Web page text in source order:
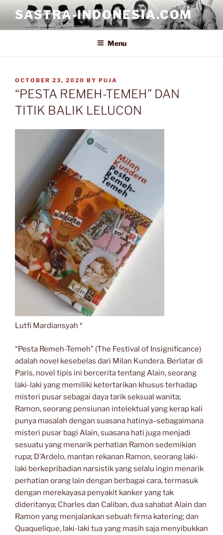
content
SASTRA-INDONESIA.COM
Menu
POSTED
ON
OCTOBER 23, 2020 BY PUJA
“PESTA REMEH-TEMEH” DAN
TITIK BALIK LELUCON
Lutfi Mardiansyah *
“Pesta Remeh-Temeh” (The Festival of Insignificance)
adalah novel kesebelas dari Milan Kundera. Berlatar di
Paris, novel tipis ini bercerita tentang Alain, seorang
laki-laki yang memiliki ketertarikan khusus terhadap
misteri pusar sebagai daya tarik seksual wanita;
Ramon, seorang pensiunan intelektual yang kerap kali
punya masalah dengan suasana hatinya–sebagaimana
misteri pusar bagi Alain, suasana hati juga menjadi
sesuatu yang menarik perhatian Ramon sedemikian
rupa; D’Ardelo, mantan rekanan Ramon, seorang laki-
laki berkepribadian narsistik yang selalu ingin menarik
perhatian orang lain dengan berbagai cara, termasuk
dengan merekayasa penyakit kanker yang tak
dideritanya; Charles dan Caliban, dua sahabat Alain dan
Ramon yang menjalankan sebuah firma katering; dan
Quaquelique, laki-laki tua yang masih saja menyibukkan